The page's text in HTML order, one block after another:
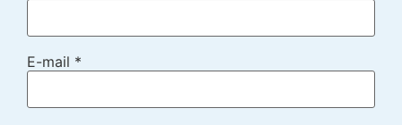
E-mail *